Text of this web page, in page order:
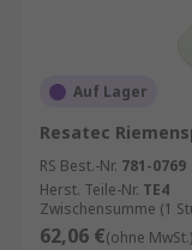
Auf Lager
Resatec
RS Best.-Nr. 781-0769
Herst. Teile-Nr. TE4
Zwischensumme (1
62,06 €(ohne MwSt.)